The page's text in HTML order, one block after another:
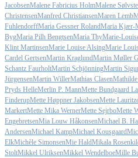
JacobsenMalene Fabricius HolmMalene
ChristensenManfred ChristiansenMaren Lemb
FuhlendorffMaria Gessner RolandMaria Kjær-
BygMaria Pilh BengtsenMaria ThyMarie-
Klint MartinsenMarie Louise AlsingMarie
Cardel GertsenMartin KraglundMartin Møller
Schantz FaurholtMartin SchjönningMartin
JürgensenMartin WillerMathias Clasen
Pryds HelleMerlin P. MannMette Bundgaard
FinderupMette Høppner JakobsenMette
MarkertMette Mika WernerMette SejrboMette
EngebretsenMia Louw HåkonsenMichael B.
AndersenMichael KampMichael Kousgaard
ElkMichèle SimonsenMie HaldMikala
StoltMikkel UlriksenMikkel WendelboeMille